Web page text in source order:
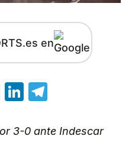
en
CopyLinkedIn
3-0 ante Indescar